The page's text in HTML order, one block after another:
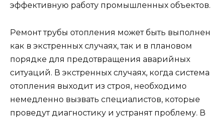
эффективную работу промышленных объектов.
Ремонт трубы отопления может быть выполнен
как в экстренных случаях, так и в плановом
порядке для предотвращения аварийных
ситуаций. В экстренных случаях, когда система
отопления выходит из строя, необходимо
немедленно вызвать специалистов, которые
проведут диагностику и устранят проблему. В